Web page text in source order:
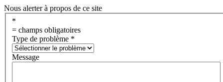
Nous alerter à propos de ce site
*
= champs obligatoires
Type de problème *
Message